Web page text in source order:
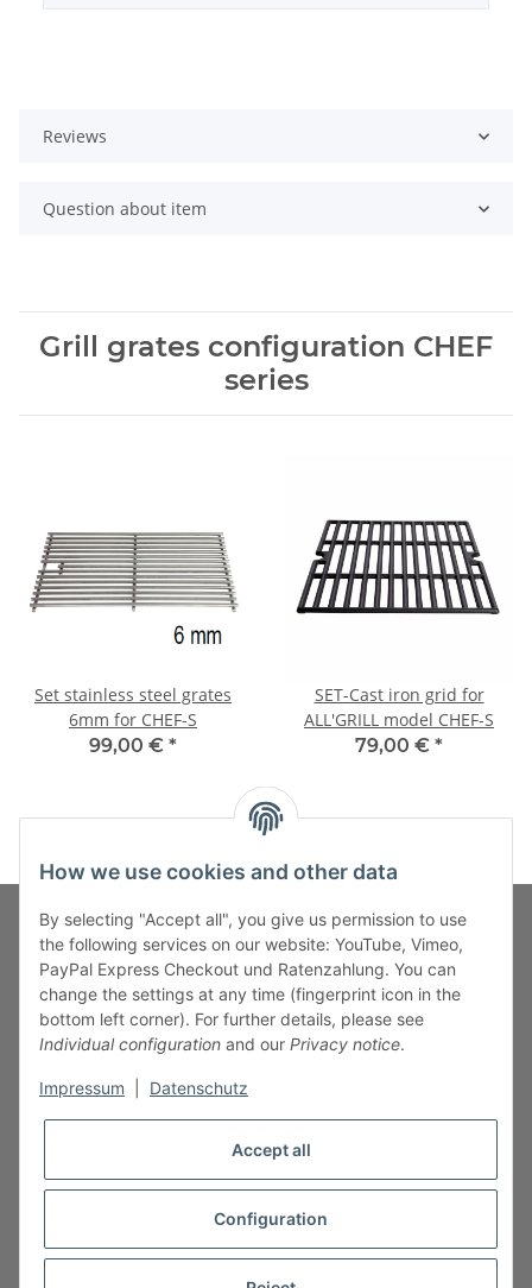
Reviews
Question about item
Grill grates configuration CHEF
series
Set stainless steel grates
6mm for CHEF-S
99,00 € *
SET-Cast iron grid for
ALL'GRILL model CHEF-S
79,00 € *
Fuss-Zahlung-Versand-Kontakt
Fuss-Informationen
Legal
* All prices incl. VAT, plusshipping fees
How we use cookies and other data
By selecting "Accept all", you give us permission to use
the following services on our website: YouTube, Vimeo,
PayPal Express Checkout und Ratenzahlung. You can
change the settings at any time (fingerprint icon in the
bottom left corner). For further details, please see
Individual configuration and our Privacy notice.
Impressum Datenschutz
Accept all
Configuration